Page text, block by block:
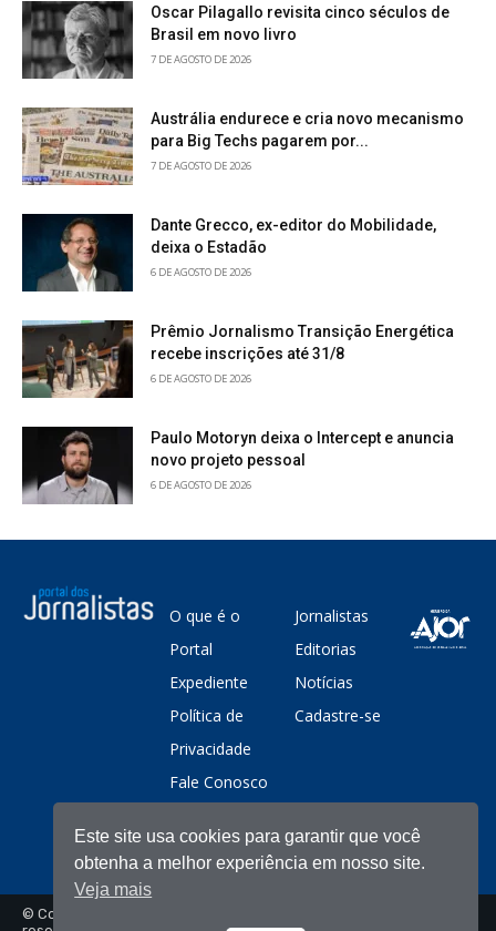
Oscar Pilagallo revisita cinco séculos de
Brasil em novo livro
7 DE AGOSTO DE 2026
Austrália endurece e cria novo mecanismo
para Big Techs pagarem por...
7 DE AGOSTO DE 2026
Dante Grecco, ex-editor do Mobilidade,
deixa o Estadão
6 DE AGOSTO DE 2026
Prêmio Jornalismo Transição Energética
recebe inscrições até 31/8
6 DE AGOSTO DE 2026
Paulo Motoryn deixa o Intercept e anuncia
novo projeto pessoal
6 DE AGOSTO DE 2026
O que é o
Portal
Expediente
Política de
Privacidade
Fale Conosco
Jornalistas
Editorias
Notícias
Cadastre-se
© Copyright - Portal dos Jornalistas - Todos os direitos
Este site usa cookies para garantir que você
obtenha a melhor experiência em nosso site.
Veja mais